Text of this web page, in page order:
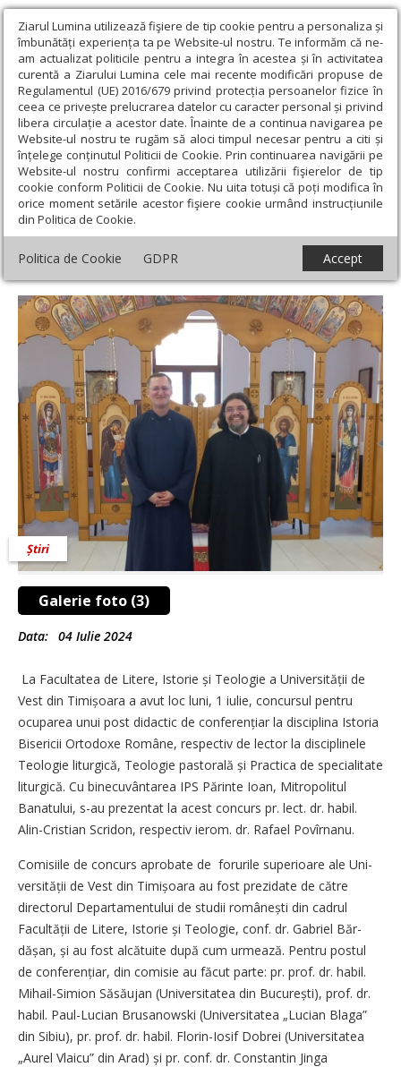
Ziarul Lumina utilizează fişiere de tip cookie pentru a personaliza și
îmbunătăți experiența ta pe Website-ul nostru. Te informăm că ne-
am actualizat politicile pentru a integra în acestea și în activitatea
curentă a Ziarului Lumina cele mai recente modificări propuse de
Regulamentul (UE) 2016/679 privind protecția persoanelor fizice în
ceea ce privește prelucrarea datelor cu caracter personal și privind
libera circulație a acestor date. Înainte de a continua navigarea pe
Website-ul nostru te rugăm să aloci timpul necesar pentru a citi și
înțelege conținutul Politicii de Cookie. Prin continuarea navigării pe
Website-ul nostru confirmi acceptarea utilizării fişierelor de tip
cookie conform Politicii de Cookie. Nu uita totuși că poți modifica în
orice moment setările acestor fişiere cookie urmând instrucțiunile
din Politica de Cookie.
Politica de Cookie GDPR Accept
Ziarul Lumina › Actualitate religioasă › Știri › Consolidare a
corpului profesoral universitar dedicat Teologiei Ortodoxe din
Timișoara
Consolidare a corpului profesoral
universitar dedicat Teologiei Ortodoxe din
Timișoara
Galerie foto (3)
Știri
Data: 04 Iulie 2024
La Facultatea de Litere, Istorie și Teologie a Universității de
Vest din Timișoara a avut loc luni, 1 iulie, concursul pentru
ocuparea unui post didactic de conferențiar la disciplina Istoria
Bisericii Ortodoxe Române, respectiv de lector la disciplinele
Teologie liturgică, Teologie pastorală și Practica de specialitate
liturgică. Cu binecuvântarea IPS Părinte Ioan, Mitropolitul
Banatului, s-au prezentat la acest concurs pr. lect. dr. habil.
Alin-Cris­tian Scridon, respectiv ierom. dr. Rafael Povîrnanu.
Comisiile de concurs aprobate de forurile superioare ale Uni­
versității de Vest din Timi­șoara au fost prezidate de către
directorul Departamentului de studii româ­nești din cadrul
Facultății de Litere, Istorie și Teologie, conf. dr. Gabriel Băr­
dășan, și au fost alcătuite după cum urmează. Pentru postul
de confe­rențiar, din comisie au făcut parte: pr. prof. dr. habil.
Mihail-Simion Săsăujan (Universitatea din Bucu­rești), prof. dr.
habil. Paul-Lucian Brusanowski (Universitatea „Lucian Blaga”
din Sibiu), pr. prof. dr. habil. Florin-Iosif Dobrei (Universitatea
„Aurel Vlaicu” din Arad) și pr. conf. dr. Constantin Jinga